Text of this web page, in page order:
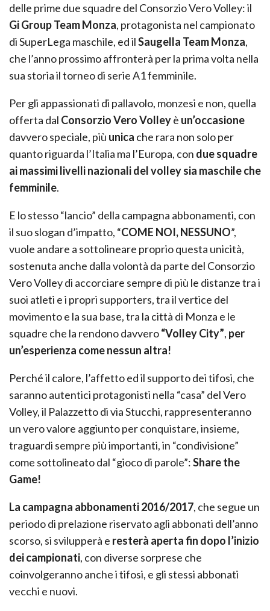
delle prime due squadre del Consorzio Vero Volley: il
Gi Group Team Monza, protagonista nel campionato
di SuperLega maschile, ed ilSaugella Team Monza,
che l’anno prossimo affronterà per la prima volta nella
sua storia il torneo di serie A1 femminile.
Per gli appassionati di pallavolo, monzesi e non, quella
offerta dal Consorzio Vero Volleyè un’occasione
davvero speciale, più unica che rara non solo per
quanto riguarda l’Italia ma l’Europa, con due squadre
ai massimi livelli nazionalidel volley sia maschile che
femminile.
E lo stesso “lancio” della campagna abbonamenti, con
il suo slogan d’impatto, “COME NOI, NESSUNO”,
vuole andare a sottolineare proprio questa unicità,
sostenuta anche dalla volontà da parte del Consorzio
Vero Volley di accorciare sempre di più le distanze tra i
suoi atleti e i propri supporters, tra il vertice del
movimento e la sua base, tra la città di Monza e le
squadre che la rendono davvero“Volley City”, per
un’esperienza come nessun altra!
Perché il calore, l’affetto ed il supporto dei tifosi, che
saranno autentici protagonisti nella “casa” del Vero
Volley, il Palazzetto di via Stucchi, rappresenteranno
un vero valore aggiunto per conquistare, insieme,
traguardi sempre più importanti, in “condivisione”
come sottolineato dal “gioco di parole”:Share the
Game!
La campagna abbonamenti 2016/2017, che segue un
periodo di prelazione riservato agli abbonati dell’anno
scorso, si svilupperà e resterà aperta fin dopo l’inizio
dei campionati, con diverse sorprese che
coinvolgeranno anche i tifosi, e gli stessi abbonati
vecchi e nuovi.